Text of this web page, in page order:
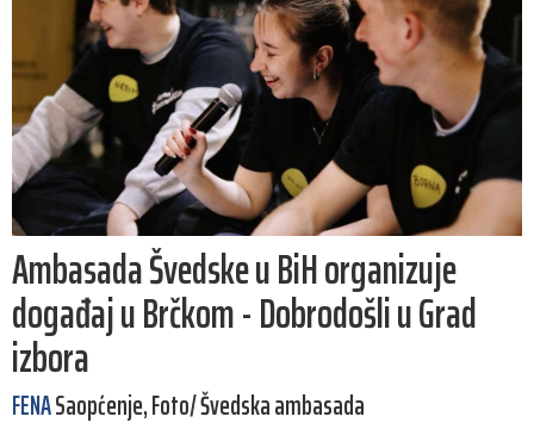
Ambasada Švedske u BiH organizuje
događaj u Brčkom - Dobrodošli u Grad
izbora
FENASaopćenje, Foto/ Švedska ambasada